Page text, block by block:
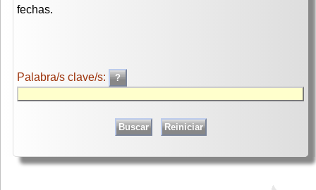
fechas.
Palabra/s clave/s: